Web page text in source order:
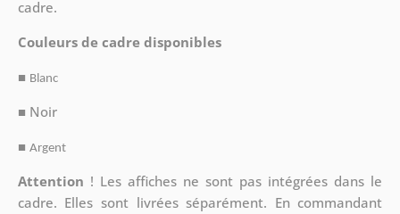
cadre.
Couleurs de cadre disponibles
■ Blanc
■ Noir
■ Argent
Attention ! Les affiches ne sont pas intégrées dans le
cadre. Elles sont livrées séparément. En commandant